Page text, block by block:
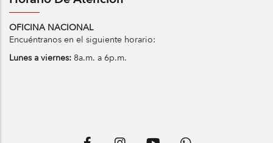
OFICINA NACIONAL
Encuéntranos en el siguiente horario:
Lunes a viernes: 8a.m. a 6p.m.